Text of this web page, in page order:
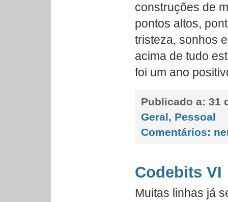
construções de
pontos altos,
tristeza, sonhos
acima de tudo
foi um ano
Publicado a: 31
Geral, Pessoal
Comentários:
Codebits VI
Muitas linhas já